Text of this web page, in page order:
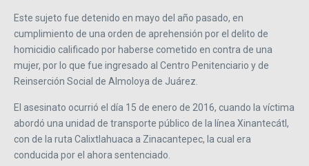
Este sujeto fue detenido en mayo del año pasado, en
cumplimiento de una orden de aprehensión por el delito de
homicidio calificado por haberse cometido en contra de una
mujer, por lo que fue ingresado al Centro Penitenciario y de
Reinserción Social de Almoloya de Juárez.
El asesinato ocurrió el día 15 de enero de 2016, cuando la víctima
abordó una unidad de transporte público de la línea Xinantecátl,
con de la ruta Calixtlahuaca a Zinacantepec, la cual era
conducida por el ahora sentenciado.